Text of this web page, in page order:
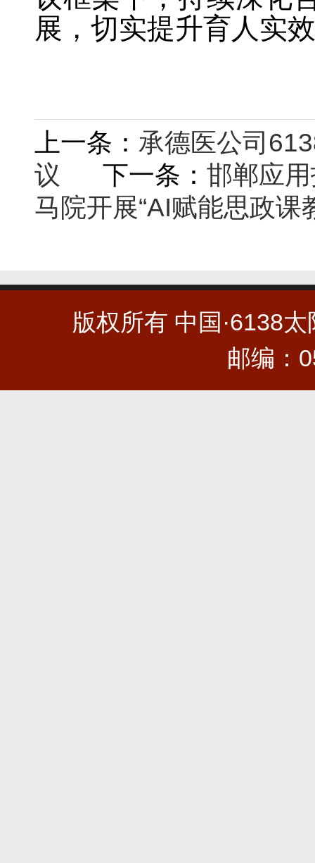
展，切实提升育人实
上一条： 承德医公司
议 下一条： 邯郸应
马院开展“AI赋能思政课
版权所有 中国·6138
邮编